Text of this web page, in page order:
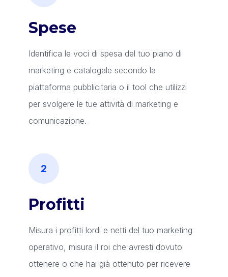
Spese
Identifica le voci di spesa del tuo piano di
marketing e catalogale secondo la
piattaforma pubblicitaria o il tool che utilizzi
per svolgere le tue attività di marketing e
comunicazione.
Profitti
Misura i profitti lordi e netti del tuo marketing
operativo, misura il roi che avresti dovuto
ottenere o che hai già ottenuto per ricevere